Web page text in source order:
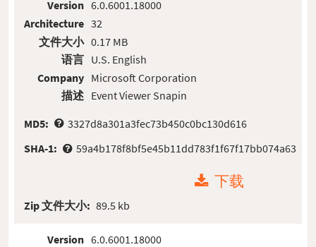
Version
Architecture
文件大小
语言
Company
描述
6.0.6001.18000
32
0.17 MB
U.S. English
Microsoft Corporation
Event Viewer Snapin
MD5:
3327d8a301a3fec73b450c0bc130d616
SHA-1:
59a4b178f8bf5e45b11dd783f1f67f17bb074a63
下载
Zip 文件大小: 89.5 kb
Version 6.0.6001.18000